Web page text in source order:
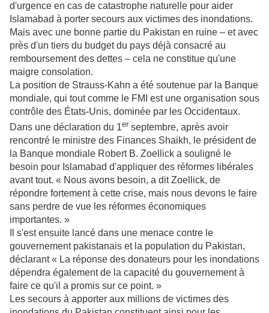
d'urgence en cas de catastrophe naturelle pour aider
Islamabad à porter secours aux victimes des inondations.
Mais avec une bonne partie du Pakistan en ruine – et avec
près d'un tiers du budget du pays déjà consacré au
remboursement des dettes – cela ne constitue qu'une
maigre consolation.
La position de Strauss-Kahn a été soutenue par la Banque
mondiale, qui tout comme le FMI est une organisation sous
contrôle des États-Unis, dominée par les Occidentaux.
Dans une déclaration du 1er septembre, après avoir
rencontré le ministre des Finances Shaikh, le président de
la Banque mondiale Robert B. Zoellick a souligné le
besoin pour Islamabad d'appliquer des réformes libérales
avant tout. « Nous avons besoin, a dit Zoellick, de
répondre fortement à cette crise, mais nous devons le faire
sans perdre de vue les réformes économiques
importantes. »
Il s'est ensuite lancé dans une menace contre le
gouvernement pakistanais et la population du Pakistan,
déclarant « La réponse des donateurs pour les inondations
dépendra également de la capacité du gouvernement à
faire ce qu'il a promis sur ce point. »
Les secours à apporter aux millions de victimes des